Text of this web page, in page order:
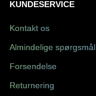
KUNDESERVICE
Kontakt os
Almindelige spørgsmål
Forsendelse
Returnering